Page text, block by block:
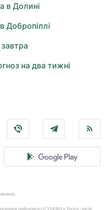
в Долині
Добропіллі
на два тижні
інформації УНІАН у будь-якій